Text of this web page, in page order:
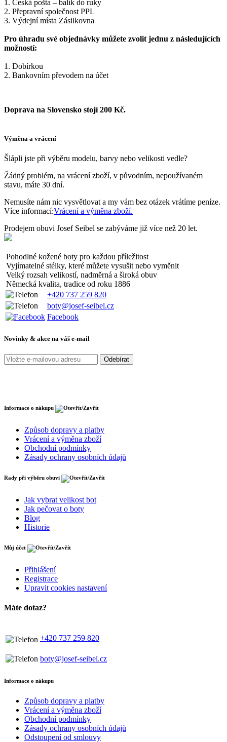
1. Česká pošta – balík do ruky
2. Přepravní společnost PPL
3. Výdejní místa Zásilkovna
Pro úhradu své objednávky můžete zvolit jednu z následujících
možností:
1. Dobírkou
2. Bankovním převodem na účet
Doprava na Slovensko stojí 200 Kč.
Výměna a vrácení
Šlápli jste při výběru modelu, barvy nebo velikosti vedle?
Žádný problém, na vrácení zboží, v původním, nepoužívaném
stavu, máte 30 dní.
Nemusíte nám nic vysvětlovat a my vám bez otázek vrátíme peníze.
Více informací:Vrácení a výměna zboží.
Prodejem obuvi Josef Seibel se zabýváme již více než 20 let.
Pohodlné kožené boty pro každou příležitost
Vyjímatelné stélky, které můžete vysušit nebo vyměnit
Velký rozsah velikostí, nadměrná a široká obuv
Německá kvalita, tradice od roku 1886
+420 737 259 820
boty@josef-seibel.cz
Facebook
Novinky & akce na váš e-mail
Informace o nákupu
Způsob dopravy a platby
Vrácení a výměna zboží
Obchodní podmínky
Zásady ochrany osobních údajů
Rady při výběru obuvi
Jak vybrat velikost bot
Jak pečovat o boty
Blog
Historie
Můj účet
Přihlášení
Registrace
Upravit cookies nastavení
Máte dotaz?
+420 737 259 820
boty@josef-seibel.cz
Informace o nákupu
Způsob dopravy a platby
Vrácení a výměna zboží
Obchodní podmínky
Zásady ochrany osobních údajů
Odstoupení od smlouvy